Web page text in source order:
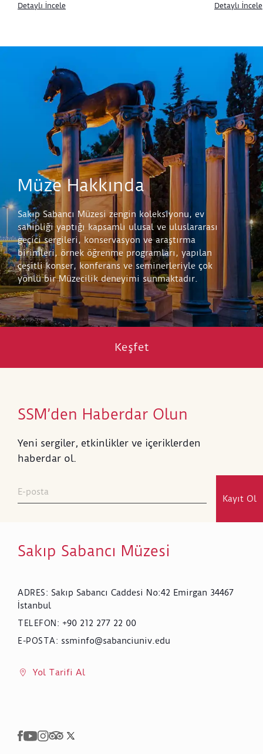
Detaylı İncele Detaylı İncele
Müze Hakkında
Sakıp Sabancı Müzesi zengin koleksiyonu, ev
sahipliği yaptığı kapsamlı ulusal ve uluslararası
geçici sergileri, konservasyon ve araştırma
birimleri, örnek öğrenme programları, yapılan
çeşitli konser, konferans ve seminerleriyle çok
yönlü bir Müzecilik deneyimi sunmaktadır.
Keşfet
SSM’den Haberdar Olun
Yeni sergiler, etkinlikler ve içeriklerden
haberdar ol.
Kayıt Ol
Sakıp Sabancı Müzesi
ADRES: Sakıp Sabancı Caddesi No:42 Emirgan 34467
İstanbul
TELEFON : +90 212 277 22 00
E-POSTA: ssminfo@sabanciuniv.edu
Yol Tarifi Al